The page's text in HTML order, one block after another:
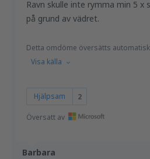
Barbara
Ravn skulle inte rymma min 5 x
på grund av vädret.
Detta omdöme översätts
Visa källa
Hjälpsam 2
Översatt av